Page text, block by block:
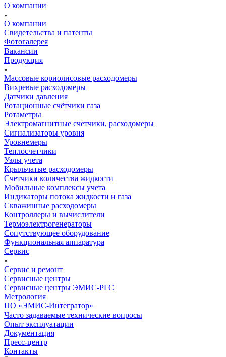
О компании
О компании
Свидетельства и патенты
Фотогалерея
Вакансии
Продукция
Массовые кориолисовые расходомеры
Вихревые расходомеры
Датчики давления
Ротационные счётчики газа
Ротаметры
Электромагнитные счетчики, расходомеры
Сигнализаторы уровня
Уровнемеры
Теплосчетчики
Узлы учета
Крыльчатые расходомеры
Счетчики количества жидкости
Мобильные комплексы учета
Индикаторы потока жидкости и газа
Скважинные расходомеры
Контроллеры и вычислители
Термоэлектрогенераторы
Сопутствующее оборудование
Функциональная аппаратура
Сервис
Сервис и ремонт
Сервисные центры
Сервисные центры ЭМИС-РГС
Метрология
ПО «ЭМИС-Интегратор»
Часто задаваемые технические вопросы
Опыт эксплуатации
Документация
Пресс-центр
Контакты